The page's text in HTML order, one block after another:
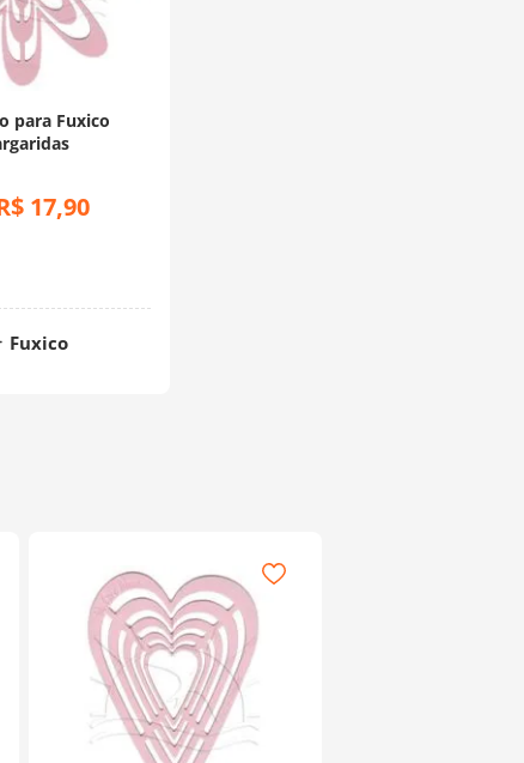
para Fuxico
17,90
Fuxico